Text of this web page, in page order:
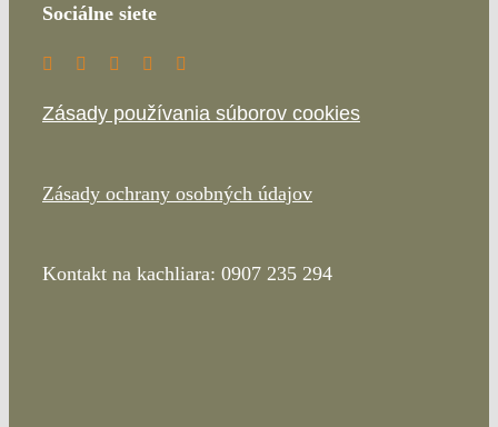
Sociálne siete
Zásady používania súborov cookies
Zásady ochrany osobných údajov
Kontakt na kachliara: 0907 235 294